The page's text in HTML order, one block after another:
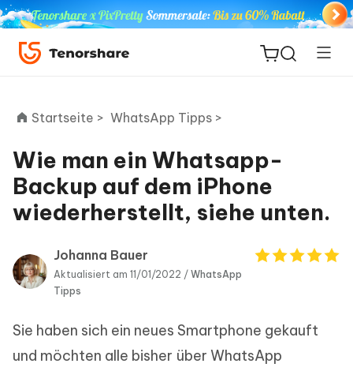
ReiBoot
for iOS
PDF
Editor
Neu
Startseite > WhatsApp Tipps >
Wie man ein Whatsapp-
Backup auf dem iPhone
wiederherstellt, siehe unten.
Johanna Bauer
Aktualisiert am 11/01/2022 / WhatsApp
Tipps
Sie haben sich ein neues Smartphone gekauft
und möchten alle bisher über WhatsApp